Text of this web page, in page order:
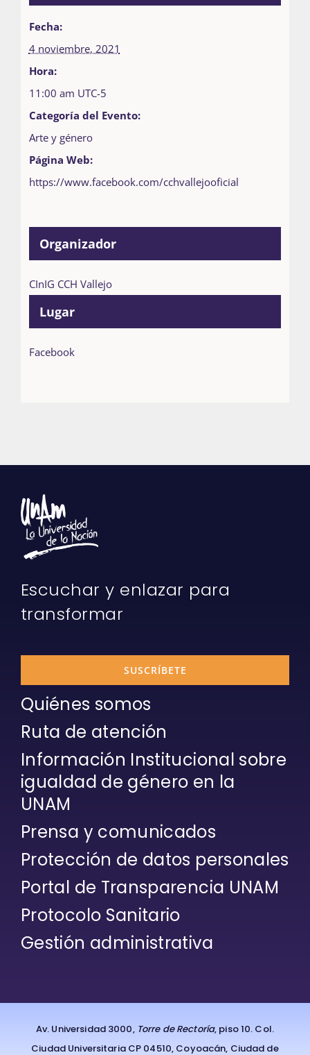
Fecha:
4 noviembre, 2021
Hora:
11:00 am UTC-5
Categoría del Evento:
Arte y género
Página Web:
https://www.facebook.com/cchvallejooficial
Lugar
Facebook
Organizador
CInIG CCH Vallejo
Escuchar y enlazar para
transformar
SUSCRÍBETE
Quiénes somos
Ruta de atención
Información Institucional sobre
igualdad de género en la
UNAM
Prensa y comunicados
Protección de datos personales
Portal de Transparencia UNAM
Protocolo Sanitario
Gestión administrativa
Av. Universidad 3000, Torre de Rectoría, piso 10. Col.
Ciudad Universitaria CP 04510, Coyoacán, Ciudad de